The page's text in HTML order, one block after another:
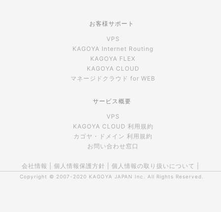
お客様サポート
VPS
KAGOYA Internet Routing
KAGOYA FLEX
KAGOYA CLOUD
マネージドクラウド for WEB
サービス概要
VPS
KAGOYA CLOUD 利用規約
カゴヤ・ドメイン 利用規約
お問い合わせ窓口
会社情報 個人情報保護方針 個人情報の取り扱いについて
Copyright © 2007-2020 KAGOYA JAPAN Inc. All Rights Reserved.